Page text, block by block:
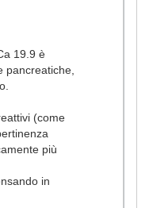
19.9 è
pancreatiche,
(come
più
in